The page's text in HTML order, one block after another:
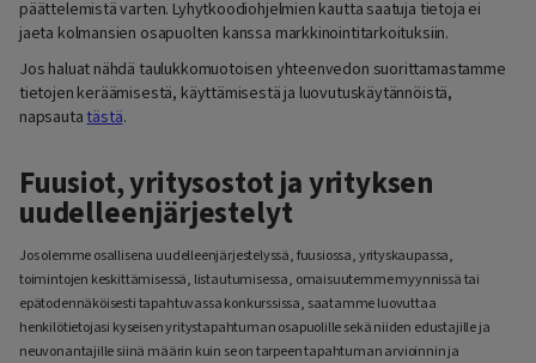
päättelemistä varten. Lyhytkoodiohjelmien kautta saatuja tietoja ei
jaeta kolmansien osapuolten kanssa markkinointitarkoituksiin.
Jos haluat nähdä taulukkomuotoisen yhteenvedon suorittamastamme
tietojen keräämisestä, käyttämisestä ja luovutuskäytännöistä,
napsautatästä.
Fuusiot, yritysostot ja yrityksen
uudelleenjärjestelyt
Jos olemme osallisena uudelleenjärjestelyssä, fuusiossa, yrityskaupassa,
toimintojen keskittämisessä, listautumisessa, omaisuutemme myynnissä tai
epätodennäköisesti tapahtuvassa konkurssissa, saatamme luovuttaa
henkilötietojasi kyseisen yritystapahtuman osapuolille sekä niiden edustajille ja
neuvonantajille siinä määrin kuin se on tarpeen tapahtuman arvioinnin ja